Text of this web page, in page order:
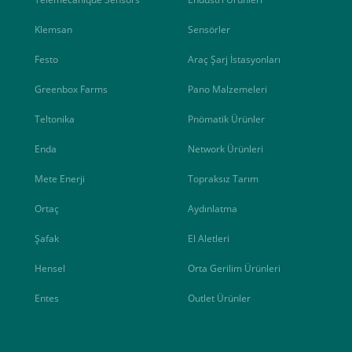
ileteceğimiz link üzerinden tıklayarak 3D Secure güvenli ödeme ile ödemenizi
Klemsan
Festo
Greenbox Farms
Teltonika
Enda
Mete Enerji
Ortaç
Şafak
Hensel
Entes
Sensörler
Araç Şarj İstasyonları
Pano Malzemeleri
Pnömatik Ürünler
Network Ürünleri
Topraksız Tarım
Aydınlatma
El Aletleri
Orta Gerilim Ürünleri
Outlet Ürünler